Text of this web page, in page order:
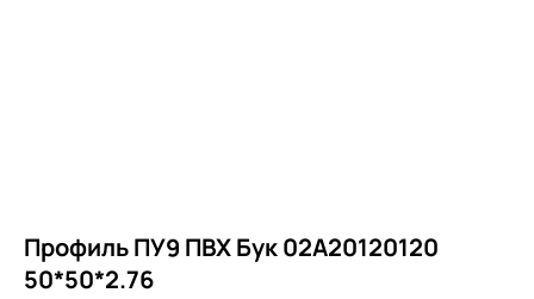
Профиль ПУ9 ПВХ Бук 02А20120120
50*50*2.76